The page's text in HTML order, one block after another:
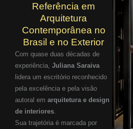
Referência em
Arquitetura
Contemporânea no
Brasil e no Exterior
Com quase duas décadas de
experiência, Juliana Saraiva
lidera um escritório reconhecido
pela excelência e pela visão
autoral em arquitetura e design
de interiores
Sua trajetória é marcada por